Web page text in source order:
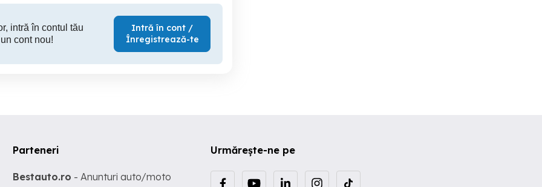
intră în contul tău
cont nou!
Intră în cont /
Înregistrează-te
Urmărește-ne pe
Parteneri
Bestauto.ro - Anunturi auto/moto